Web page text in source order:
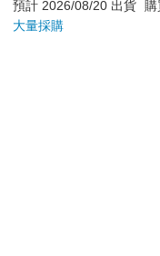
若非上列種類商品
日）。
預計 2026/08/20 出貨
大量採購